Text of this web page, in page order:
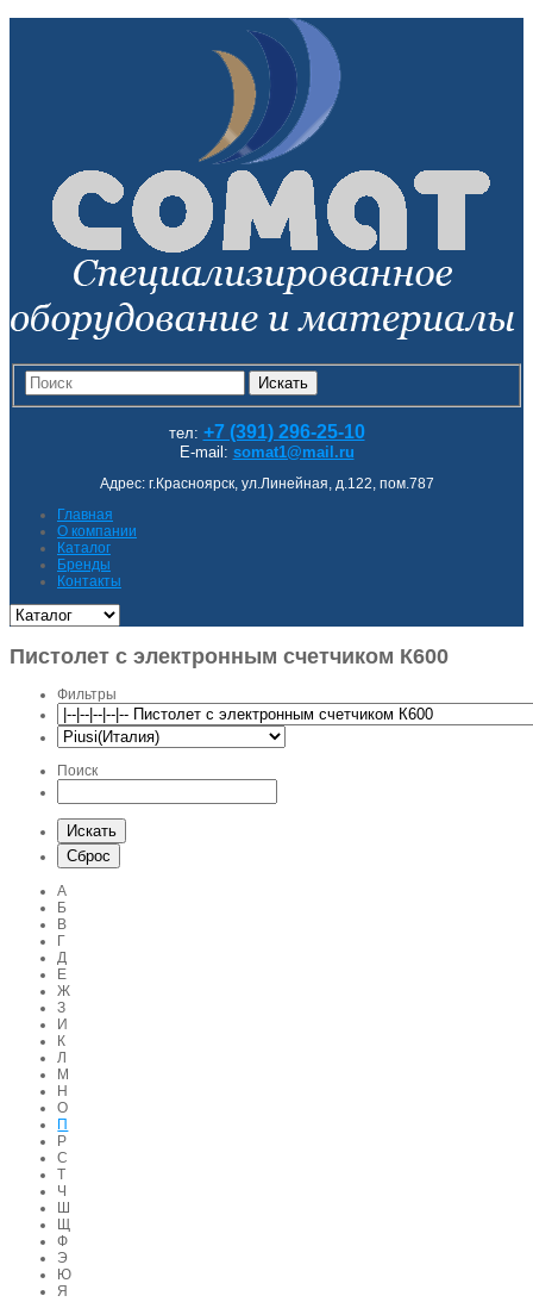
Искать
тел: +7 (391) 296-25-10
E-mail: somat1@mail.ru
Адрес: г.Красноярск, ул.Линейная, д.122, пом.787
Главная
О компании
Каталог
Бренды
Контакты
Пистолет с электронным счетчиком К600
Фильтры
Поиск
А
Б
В
Г
Д
Е
Ж
З
И
К
Л
М
Н
О
П
Р
С
Т
Ч
Ш
Щ
Ф
Э
Ю
Я